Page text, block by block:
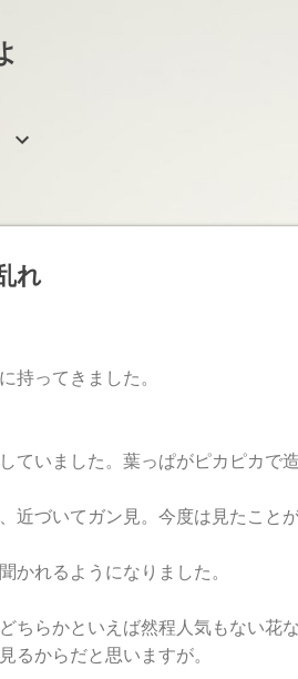
れ
持ってきました。
ていました。葉っぱがピカピカで
近づいてガン見。今度は見たこと
かれるようになりました。
ちらかといえば然程人気もない花な
るからだと思いますが。